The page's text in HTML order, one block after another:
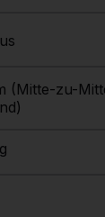
(Mitte-zu-